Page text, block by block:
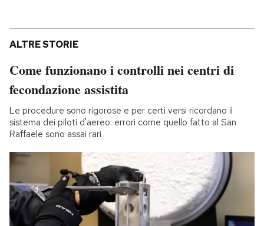
ALTRE STORIE
Come funzionano i controlli nei centri di
fecondazione assistita
Le procedure sono rigorose e per certi versi ricordano il
sistema dei piloti d'aereo: errori come quello fatto al San
Raffaele sono assai rari